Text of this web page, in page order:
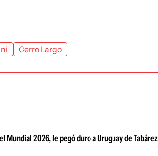
Cerro Largo
Mundial 2026, le pegó duro a Uruguay de Tabárez